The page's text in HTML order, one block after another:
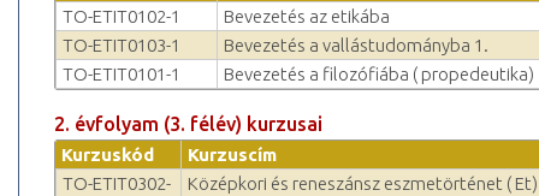
TO-ETIT0102-1
Bevezetés az etikába
TO-ETIT0103-1
Bevezetés a vallástudományba 1.
TO-ETIT0101-1
Bevezetés a filozófiába ( propedeutika)
2. évfolyam (3. félév) kurzusai
Kurzuskód
Kurzuscím
TO-ETIT0302-
Középkori és reneszánsz eszmetörténet ( Et)